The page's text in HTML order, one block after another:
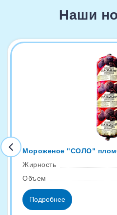
Наши
Мороженое "СОЛО"
Жирность
Объем
Подробнее